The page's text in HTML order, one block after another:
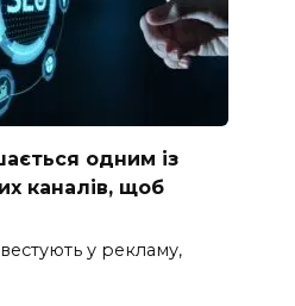
одним із
каналів, щоб
у рекламу,